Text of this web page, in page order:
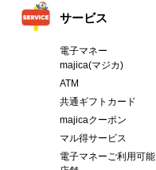
サービス
電子マネー
majica(マジカ)
ATM
共通ギフトカード
majicaクーポン
マル得サービス
電子マネーご利用可能